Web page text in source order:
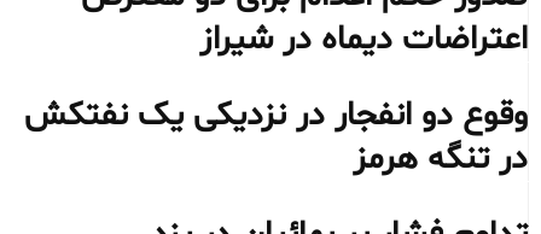
اعتراضات دیماه در شیراز
وقوع دو انفجار در نزدیکی یک نفتکش
در تنگه هرمز